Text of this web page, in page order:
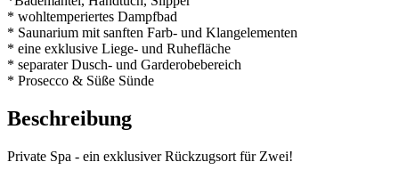
* wohltemperiertes Dampfbad
* Saunarium mit sanften Farb- und Klangelementen
* eine exklusive Liege- und Ruhefläche
* separater Dusch- und Garderobebereich
* Prosecco & Süße Sünde
Beschreibung
Private Spa - ein exklusiver Rückzugsort für Zwei!